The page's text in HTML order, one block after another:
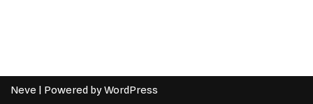
Neve | Powered byWordPress